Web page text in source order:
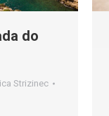
do
Strizinec